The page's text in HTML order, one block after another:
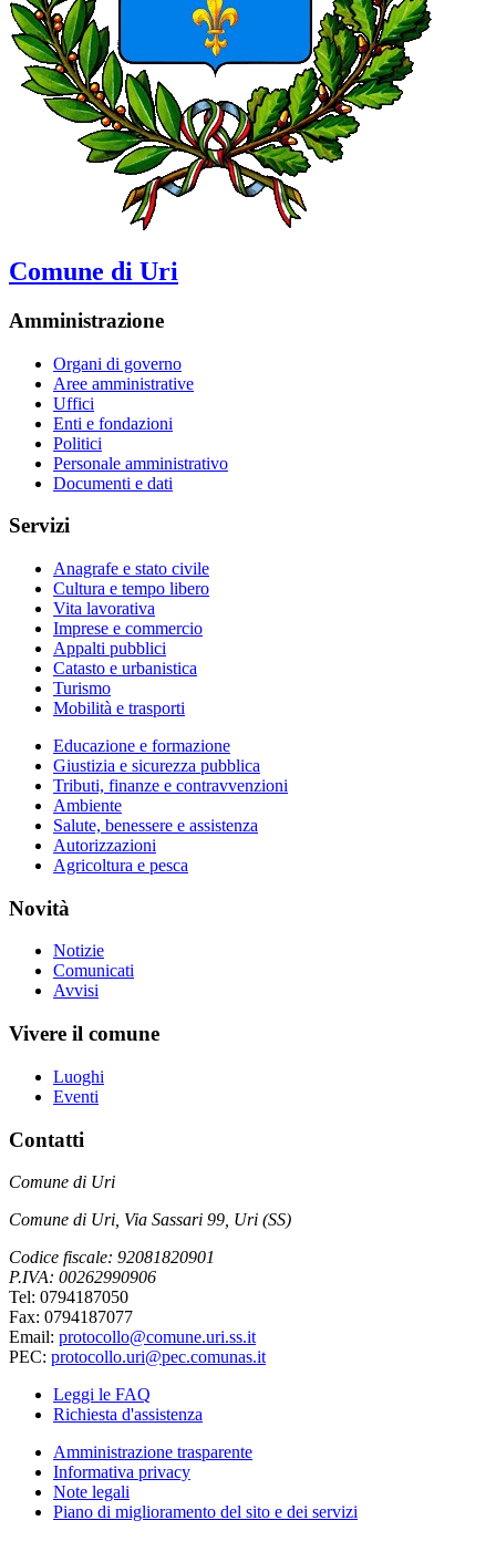
Comune di Uri
Amministrazione
Organi di governo
Aree amministrative
Uffici
Enti e fondazioni
Politici
Personale amministrativo
Documenti e dati
Servizi
Anagrafe e stato civile
Cultura e tempo libero
Vita lavorativa
Imprese e commercio
Appalti pubblici
Catasto e urbanistica
Turismo
Mobilità e trasporti
Educazione e formazione
Giustizia e sicurezza pubblica
Tributi, finanze e contravvenzioni
Ambiente
Salute, benessere e assistenza
Autorizzazioni
Agricoltura e pesca
Novità
Notizie
Comunicati
Avvisi
Vivere il comune
Luoghi
Eventi
Contatti
Comune di Uri
Comune di Uri, Via Sassari 99, Uri (SS)
Codice fiscale: 92081820901
P.IVA: 00262990906
Tel: 0794187050
Fax: 0794187077
Email: protocollo@comune.uri.ss.it
PEC: protocollo.uri@pec.comunas.it
Leggi le FAQ
Richiesta d'assistenza
Amministrazione trasparente
Informativa privacy
Note legali
Piano di miglioramento del sito e dei servizi